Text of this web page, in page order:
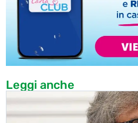
Leggi anche